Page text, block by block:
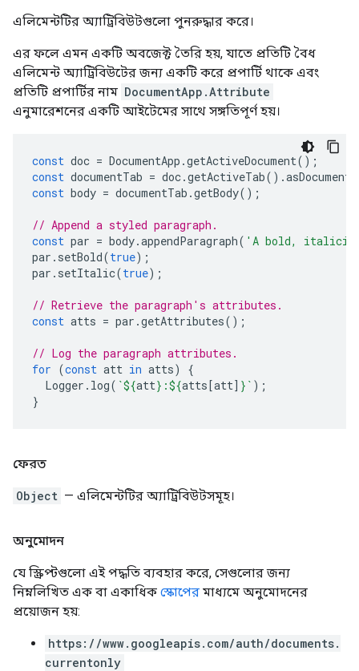
এলিমেন্টটির অ্যাট্রিবিউটগুলো পুনরুদ্ধার করে।
এর ফলে এমন একটি অবজেক্ট তৈরি হয়, যাতে প্রতিটি বৈধ
এলিমেন্ট অ্যাট্রিবিউটের জন্য একটি করে প্রপার্টি থাকে এবং
প্রতিটি প্রপার্টির নাম DocumentApp.Attribute
এনুমারেশনের একটি আইটেমের সাথে সঙ্গতিপূর্ণ হয়।
const doc = DocumentApp .getActiveDocument();
const documentTab = doc.getActiveTab().
const body = documentTab .getBody();
// Append a styled paragraph.
const par = body.appendParagraph( 'A bold,
par . setBold(true);
par . setItalic(true);
// Retrieve the paragraph's attributes.
const atts = par .getAttributes();
// Log the paragraph attributes.
for (const att in atts)
{
Logger . log( `${att} :${atts[att] } ` );
}
ফেরত
Object — এলিমেন্টটির অ্যাট্রিবিউটসমূহ।
অনুমোদন
যে স্ক্রিপ্টগুলো এই পদ্ধতি ব্যবহার করে, সেগুলোর জন্য
নিম্নলিখিত এক বা একাধিক স্কোপের মাধ্যমে অনুমোদনের
প্রয়োজন হয়:
https://www.googleapis.com/auth/documents.
currentonly